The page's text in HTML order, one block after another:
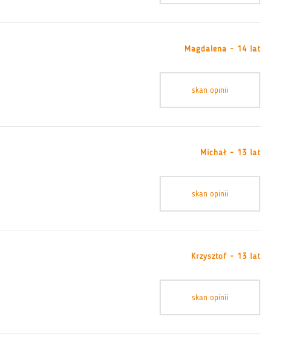
Magdalena - 14 lat
skan opinii
Michał - 13 lat
skan opinii
Krzysztof - 13 lat
skan opinii